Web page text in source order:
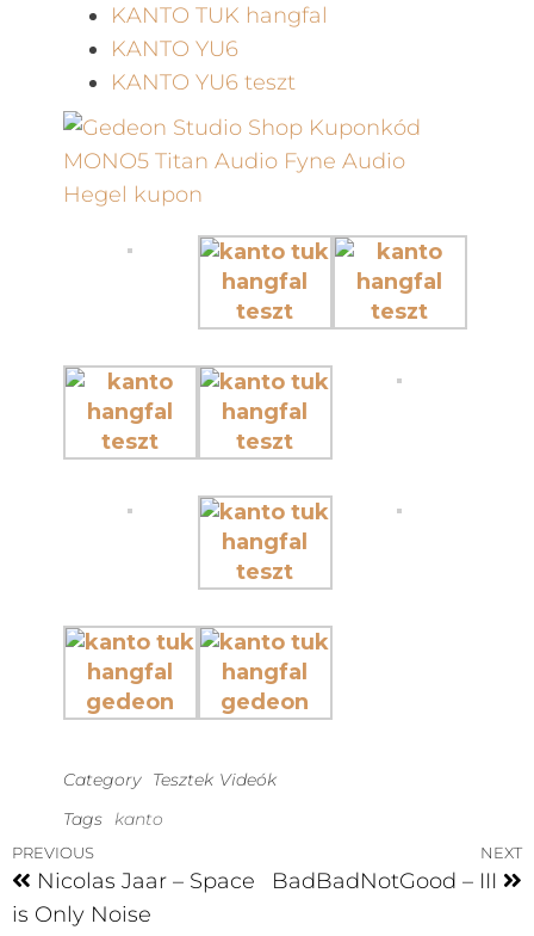
KANTO TUK hangfal
KANTO YU6
KANTO YU6 teszt
Category Tesztek Videók
Tags
kanto
PREVIOUS
Nicolas Jaar – Space
is Only Noise
NEXT
BadBadNotGood – III